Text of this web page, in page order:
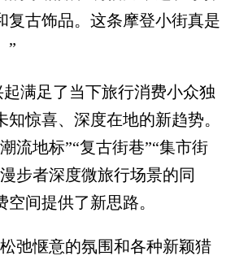
复古饰品。这条摩登小街真是
”
足了当下旅行消费小众独
惊喜、深度在地的新趋势。
流地标”“复古街巷”“集市街
步者深度微旅行场景的同
间提供了新思路。
惬意的氛围和各种新颖猎